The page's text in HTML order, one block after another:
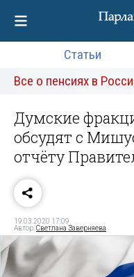
Статьи
Все о пенсиях в
Думские
обсудят с
отчёту
19.03.2020 17:09
Автор:Светлана Заверняева